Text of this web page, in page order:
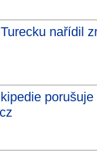
nařídil